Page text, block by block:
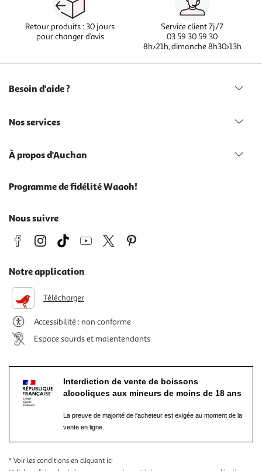
Retour produits : 30 jours
pour changer d’avis
Service client 7j/7
03 59 30 59 30
8h>21h, dimanche 8h30>13h
Besoin d'aide ?
Nos services
À propos d'Auchan
Programme de fidélité Waaoh!
Nous suivre
Notre application
Télécharger
Accessibilité : non conforme
Espace sourds et malentendants
Interdiction de vente de boissons
alcooliques aux mineurs de moins de 18 ans
La preuve de majorité de l'acheteur est exigée au moment de la
vente en ligne.
* Voir les conditions en cliquant ici